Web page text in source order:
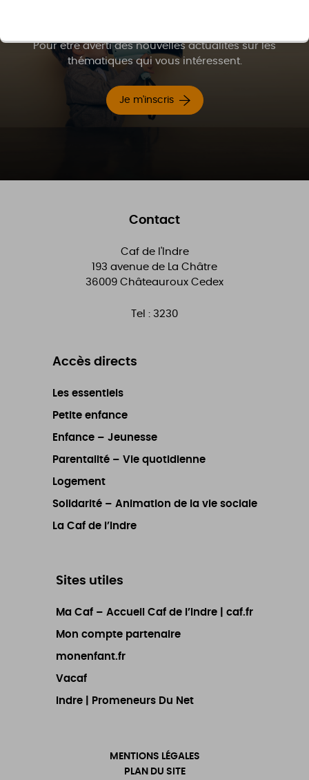
Pour être averti des nouvelles actualités sur les
thématiques qui vous intéressent.
Je m'inscris
Contact
Caf de l'Indre
193 avenue de La Châtre
36009 Châteauroux Cedex
Tel : 3230
Accès directs
Les essentiels
Petite enfance
Enfance – Jeunesse
Parentalité – Vie quotidienne
Logement
Solidarité – Animation de la vie sociale
La Caf de l’Indre
Sites utiles
Ma Caf – Accueil Caf de l’Indre | caf.fr
Mon compte partenaire
monenfant.fr
Vacaf
Indre | Promeneurs Du Net
MENTIONS LÉGALES
PLAN DU SITE